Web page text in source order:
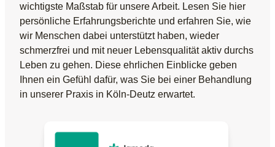
wichtigste Maßstab für unsere Arbeit. Lesen Sie hier
persönliche Erfahrungsberichte und erfahren Sie, wie
wir Menschen dabei unterstützt haben, wieder
schmerzfrei und mit neuer Lebensqualität aktiv durchs
Leben zu gehen. Diese ehrlichen Einblicke geben
Ihnen ein Gefühl dafür, was Sie bei einer Behandlung
in unserer Praxis in Köln-Deutz erwartet.